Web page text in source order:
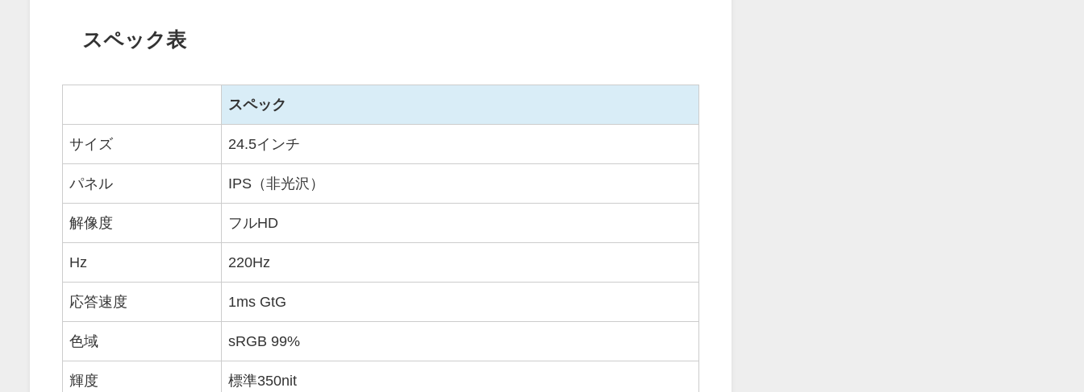
スペック表
スペック
サイズ 24.5インチ
パネル IPS（非光沢）
解像度 フルHD
Hz 220Hz
応答速度 1ms GtG
色域 sRGB 99%
輝度
標準350nit